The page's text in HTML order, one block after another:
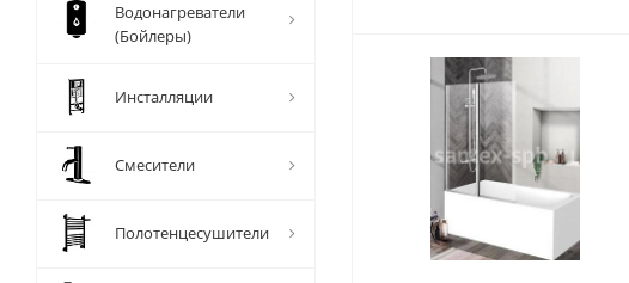
Водонагреватели
(Бойлеры)
Инсталляции
Смесители
Полотенцесушители